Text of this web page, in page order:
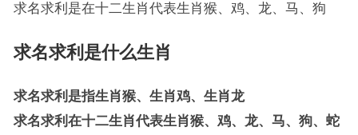
求名求利是在十二生肖代表生肖猴、鸡、龙、马、狗
求名求利是什么生肖
求名求利是指生肖猴、生肖鸡、生肖龙
求名求利在十二生肖代表生肖猴、鸡、龙、马、狗、蛇